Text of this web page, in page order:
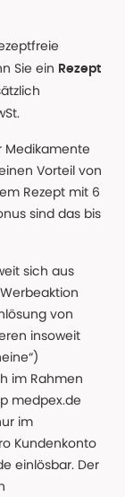
Sie ein Rezept
Medikamente
Vorteil von
Rezept mit 6
sind das bis
sich aus
von
insoweit
im Rahmen
medpex.de
im
Kundenkonto
einlösbar. Der